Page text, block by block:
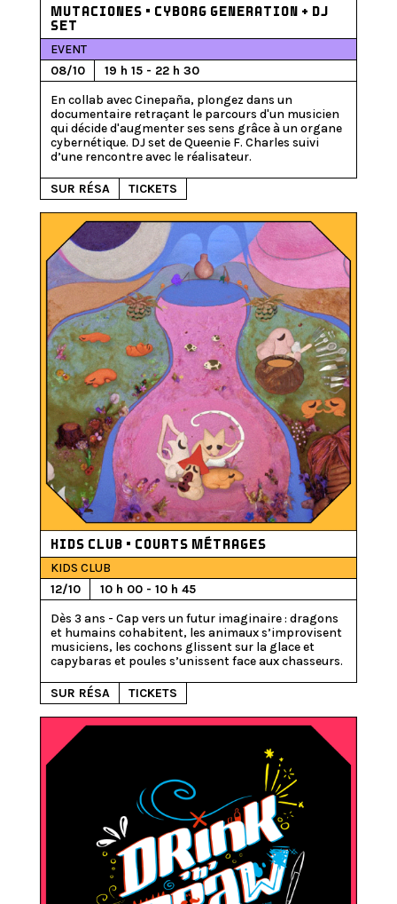
MUTACIONES • CYBORG GENERATION + DJ
SET
08/10 19 h 15 - 22 h 30
SUR RÉSA
EVENT
En collab avec Cinepaña, plongez dans un
documentaire retraçant le parcours d'un musicien
qui décide d'augmenter ses sens grâce à un organe
cybernétique. DJ set de Queenie F. Charles suivi
TICKETS
KIDS CLUB • COURTS MÉTRAGES
12/10 10 h 00 - 10 h 45
SUR RÉSA
KIDS CLUB
Dès 3 ans - Cap vers un futur imaginaire : dragons
et humains cohabitent, les animaux s’improvisent
musiciens, les cochons glissent sur la glace et
TICKETS